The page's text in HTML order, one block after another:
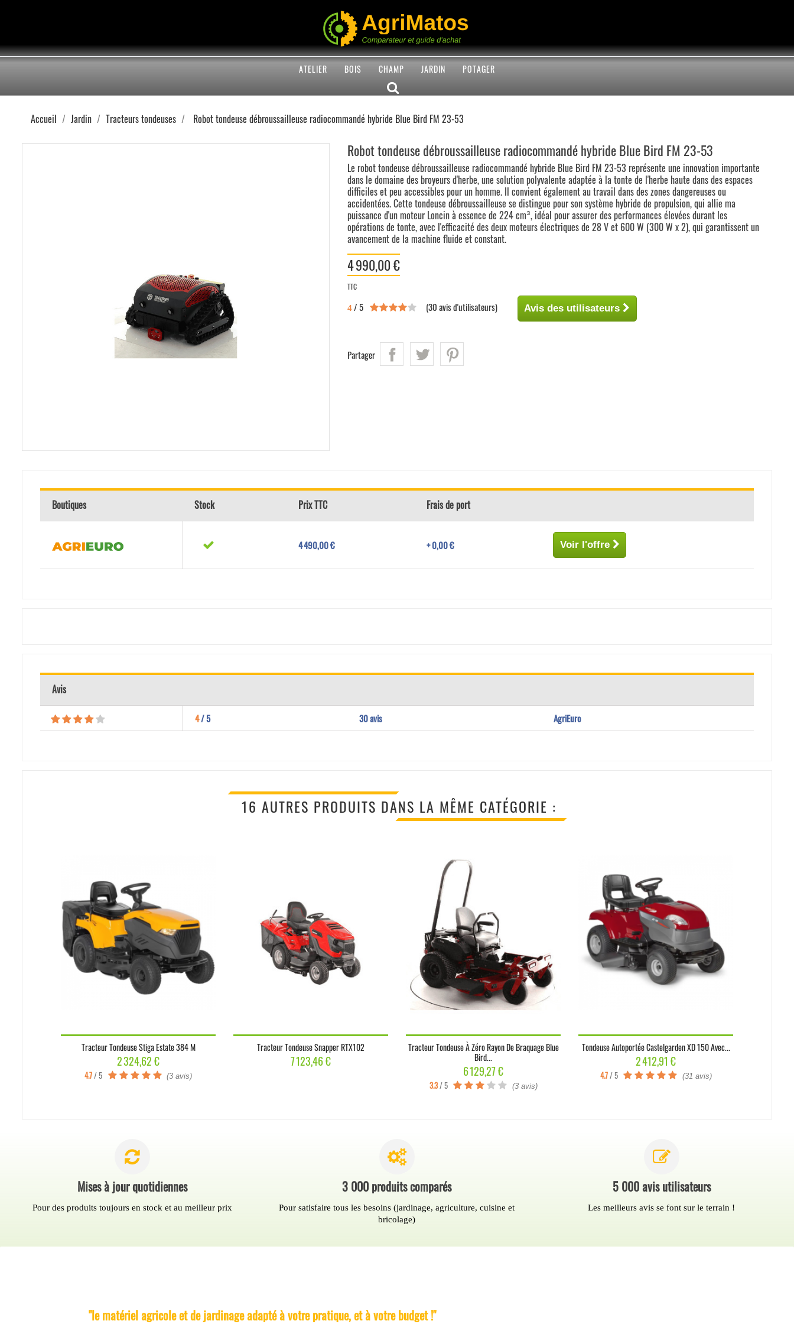
ATELIER BOIS CHAMP JARDIN POTAGER
Accueil Jardin Tracteurs tondeuses Robot tondeuse débroussailleuse radiocommandé hybride Blue Bird FM 23-53
Robot tondeuse débroussailleuse radiocommandé hybride Blue Bird FM 23-53
Le robot tondeuse débroussailleuse radiocommandé hybride Blue Bird FM 23-53 représente une innovation importante
dans le domaine des broyeurs d'herbe, une solution polyvalente adaptée à la tonte de l'herbe haute dans des espaces
difficiles et peu accessibles pour un homme. Il convient également au travail dans des zones dangereuses ou
accidentées. Cette tondeuse débroussailleuse se distingue pour son système hybride de propulsion, qui allie ma
puissance d'un moteur Loncin à essence de 224 cm³, idéal pour assurer des performances élevées durant les
opérations de tonte, avec l'efficacité des deux moteurs électriques de 28 V et 600 W (300 W x 2), qui garantissent un
avancement de la machine fluide et constant.
4 990,00 €
TTC
4/ 5 (30avis d'utilisateurs) Avis des utilisateurs
Partager
Boutiques Stock Prix TTC Frais de port
4 490,00 € + 0,00 € Voir l'offre
Avis
4/ 5 30 avis AgriEuro
16 AUTRES PRODUITS DANS LA MÊME CATÉGORIE :
Tracteur Tondeuse Stiga Estate 384 M
Prix
2 324,62 €
4.7/ 5 (3 avis)
Tracteur Tondeuse Snapper RTX102
Prix
7 123,46 €
Tracteur Tondeuse À Zéro Rayon De Braquage Blue
Bird...
Prix
6 129,27 €
3.3/ 5 (3 avis)
Tondeuse Autoportée Castelgarden XD 150 Avec...
Prix
2 412,91 €
4.7/ 5 (31 avis)
Mises à jour quotidiennes
Pour des produits toujours en stock et au meilleur prix
3 000 produits comparés
Pour satisfaire tous les besoins (jardinage, agriculture, cuisine et
bricolage)
5 000 avis utilisateurs
Les meilleurs avis se font sur le terrain !
"le matériel agricole et de jardinage adapté à votre pratique, et à votre budget !"